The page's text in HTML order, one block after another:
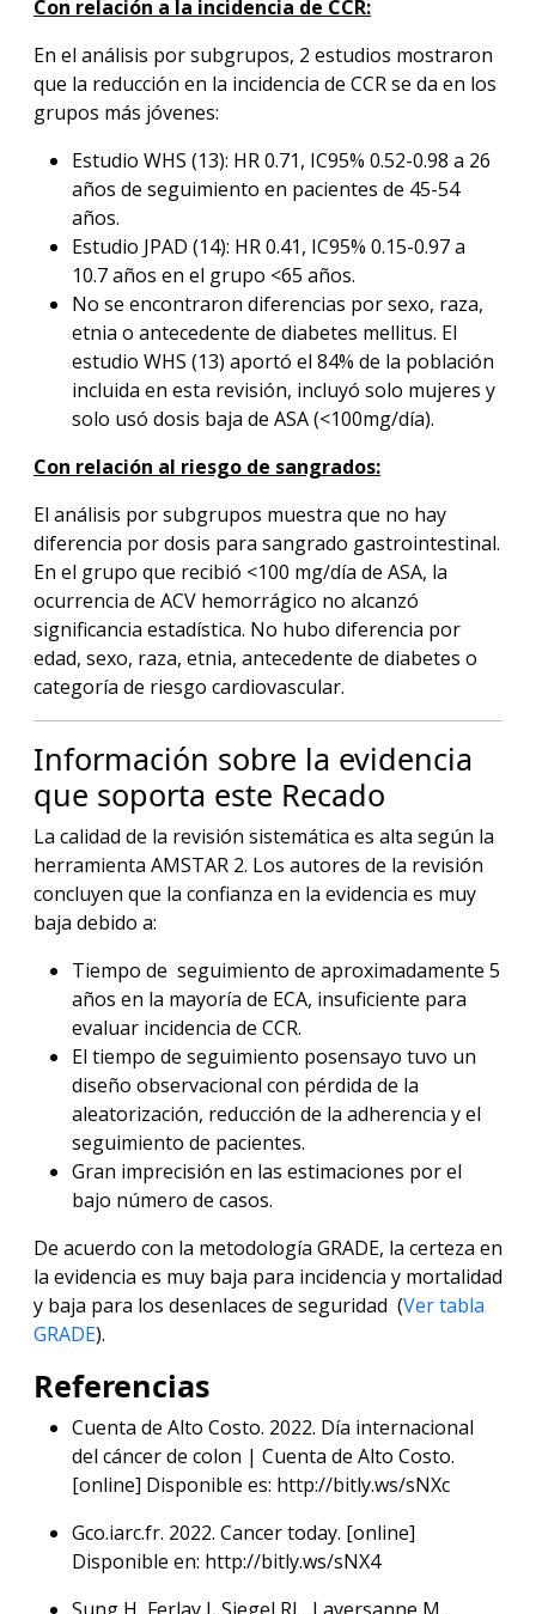
Con relación a la incidencia de CCR:
En el análisis por subgrupos, 2 estudios mostraron
que la reducción en la incidencia de CCR se da en los
grupos más jóvenes:
Estudio WHS (13): HR 0.71, IC95% 0.52-0.98 a 26
años de seguimiento en pacientes de 45-54
años.
Estudio JPAD (14): HR 0.41, IC95% 0.15-0.97 a
10.7 años en el grupo <65 años.
No se encontraron diferencias por sexo, raza,
etnia o antecedente de diabetes mellitus. El
estudio WHS (13) aportó el 84% de la población
incluida en esta revisión, incluyó solo mujeres y
solo usó dosis baja de ASA (<100mg/día).
Con relación al riesgo de sangrados:
El análisis por subgrupos muestra que no hay
diferencia por dosis para sangrado gastrointestinal.
En el grupo que recibió <100 mg/día de ASA, la
ocurrencia de ACV hemorrágico no alcanzó
significancia estadística. No hubo diferencia por
edad, sexo, raza, etnia, antecedente de diabetes o
categoría de riesgo cardiovascular.
Información sobre la evidencia
que soporta este Recado
La calidad de la revisión sistemática es alta según la
herramienta AMSTAR 2. Los autores de la revisión
concluyen que la confianza en la evidencia es muy
baja debido a:
Tiempo de seguimiento de aproximadamente 5
años en la mayoría de ECA, insuficiente para
evaluar incidencia de CCR.
El tiempo de seguimiento posensayo tuvo un
diseño observacional con pérdida de la
aleatorización, reducción de la adherencia y el
seguimiento de pacientes.
Gran imprecisión en las estimaciones por el
bajo número de casos.
De acuerdo con la metodología GRADE, la certeza en
la evidencia es muy baja para incidencia y mortalidad
y baja para los desenlaces de seguridad (Ver tabla
GRADE).
Referencias
Cuenta de Alto Costo. 2022. Día internacional
del cáncer de colon | Cuenta de Alto Costo.
[online] Disponible es: http://bitly.ws/sNXc
Gco.iarc.fr. 2022. Cancer today. [online]
Disponible en: http://bitly.ws/sNX4